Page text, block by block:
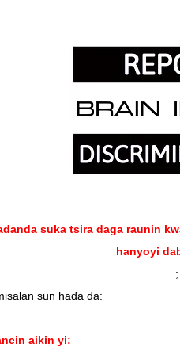
suka tsira daga raunin
hanyoyi
;
sun haɗa da:
aikin yi: